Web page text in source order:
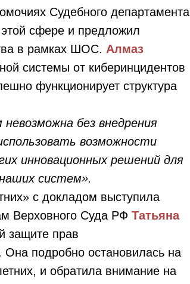
Судебного департамента
сфере и предложил
в рамках ШОС. Алмаз
системы от киберинцидентов
функционирует структура
без внедрения
возможности
инновационных решений для
систем».
с докладом выступила
Верховного Суда РФ Татьяна
защите прав
подробно остановилась на
и обратила внимание на